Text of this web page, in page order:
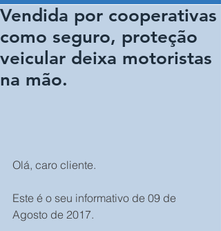
Vendida por cooperativas
como seguro, proteção
veicular deixa motoristas
na mão.
Olá, caro cliente.
Este é o seu informativo de 09 de
Agosto de 2017.